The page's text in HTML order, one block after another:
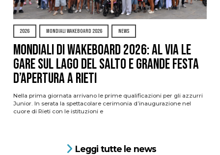
2026 MONDIALI WAKEBOARD 2026 NEWS
Mondiali di Wakeboard 2026: al via le
gare sul Lago del Salto e grande festa
d’apertura a Rieti
Nella prima giornata arrivano le prime qualificazioni per gli azzurri
Junior. In serata la spettacolare cerimonia d’inaugurazione nel
cuore di Rieti con le istituzioni e
Leggi tutte le news